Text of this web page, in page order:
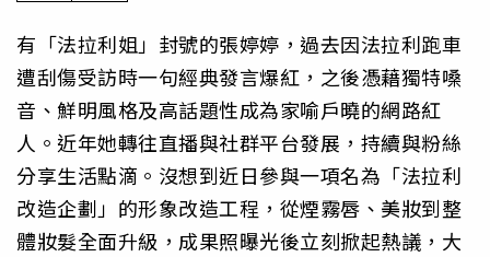
有「法拉利姐」封號的張婷婷，過去因法拉利跑車
遭刮傷受訪時一句經典發言爆紅，之後憑藉獨特嗓
音、鮮明風格及高話題性成為家喻戶曉的網路紅
人。近年她轉往直播與社群平台發展，持續與粉絲
分享生活點滴。沒想到近日參與一項名為「法拉利
改造企劃」的形象改造工程，從煙霧唇、美妝到整
體妝髮全面升級，成果照曝光後立刻掀起熱議，大